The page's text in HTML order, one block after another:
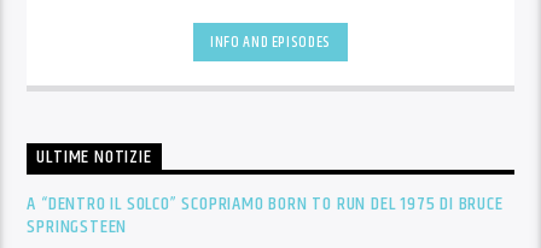
INFO AND EPISODES
ULTIME NOTIZIE
A “DENTRO IL SOLCO” SCOPRIAMO BORN TO RUN DEL 1975 DI BRUCE
SPRINGSTEEN